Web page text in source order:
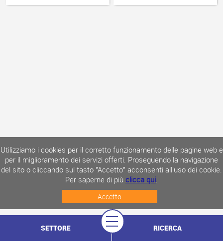
Utilizziamo i cookies per il corretto funzionamento delle pagine web e
per il miglioramento dei servizi offerti. Proseguendo la navigazione
del sito o cliccando sul tasto "Accetto" acconsenti all'uso dei cookie.
Per saperne di più clicca qui.
Accetto
SETTORE RICERCA